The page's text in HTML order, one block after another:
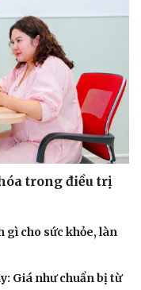
trong điều trị
gì cho sức khỏe, làn
Giá như chuẩn bị từ